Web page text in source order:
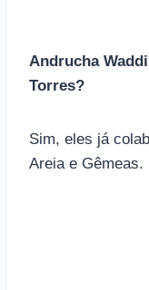
Andrucha
Torres?
Sim, eles já
Areia e Gêmeas.